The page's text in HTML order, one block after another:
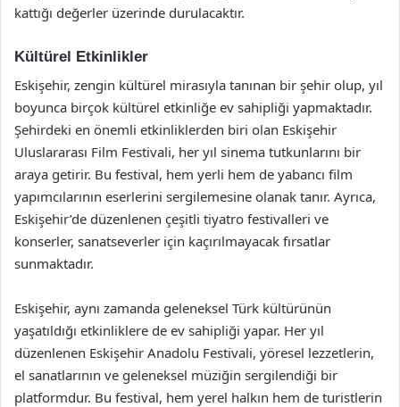
kattığı değerler üzerinde durulacaktır.
Kültürel Etkinlikler
Eskişehir, zengin kültürel mirasıyla tanınan bir şehir olup, yıl
boyunca birçok kültürel etkinliğe ev sahipliği yapmaktadır.
Şehirdeki en önemli etkinliklerden biri olan Eskişehir
Uluslararası Film Festivali, her yıl sinema tutkunlarını bir
araya getirir. Bu festival, hem yerli hem de yabancı film
yapımcılarının eserlerini sergilemesine olanak tanır. Ayrıca,
Eskişehir’de düzenlenen çeşitli tiyatro festivalleri ve
konserler, sanatseverler için kaçırılmayacak fırsatlar
sunmaktadır.
Eskişehir, aynı zamanda geleneksel Türk kültürünün
yaşatıldığı etkinliklere de ev sahipliği yapar. Her yıl
düzenlenen Eskişehir Anadolu Festivali, yöresel lezzetlerin,
el sanatlarının ve geleneksel müziğin sergilendiği bir
platformdur. Bu festival, hem yerel halkın hem de turistlerin